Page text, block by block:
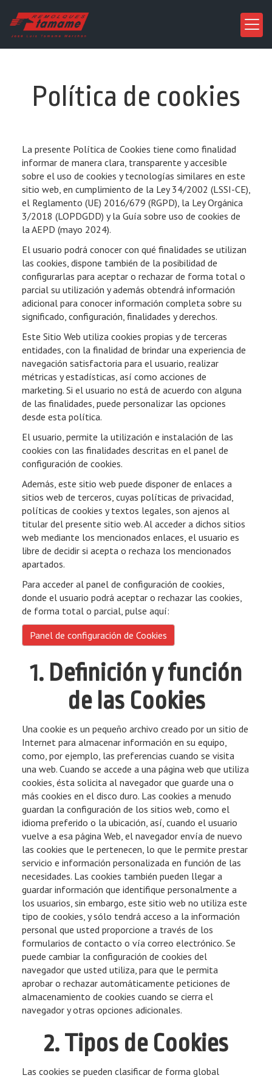
Política de cookies
La presente Política de Cookies tiene como finalidad
informar de manera clara, transparente y accesible
sobre el uso de cookies y tecnologías similares en este
sitio web, en cumplimiento de la Ley 34/2002 (LSSI-CE),
el Reglamento (UE) 2016/679 (RGPD), la Ley Orgánica
3/2018 (LOPDGDD) y la Guía sobre uso de cookies de
la AEPD (mayo 2024).
El usuario podrá conocer con qué finalidades se utilizan
las cookies, dispone también de la posibilidad de
configurarlas para aceptar o rechazar de forma total o
parcial su utilización y además obtendrá información
adicional para conocer información completa sobre su
significado, configuración, finalidades y derechos.
Este Sitio Web utiliza cookies propias y de terceras
entidades, con la finalidad de brindar una experiencia de
navegación satisfactoria para el usuario, realizar
métricas y estadísticas, así como acciones de
marketing. Si el usuario no está de acuerdo con alguna
de las finalidades, puede personalizar las opciones
desde esta política.
El usuario, permite la utilización e instalación de las
cookies con las finalidades descritas en el panel de
configuración de cookies.
Además, este sitio web puede disponer de enlaces a
sitios web de terceros, cuyas políticas de privacidad,
políticas de cookies y textos legales, son ajenos al
titular del presente sitio web. Al acceder a dichos sitios
web mediante los mencionados enlaces, el usuario es
libre de decidir si acepta o rechaza los mencionados
apartados.
Para acceder al panel de configuración de cookies,
donde el usuario podrá aceptar o rechazar las cookies,
de forma total o parcial, pulse aquí:
Panel de configuración de Cookies
1. Definición y función
de las Cookies
Una cookie es un pequeño archivo creado por un sitio de
Internet para almacenar información en su equipo,
como, por ejemplo, las preferencias cuando se visita
una web. Cuando se accede a una página web que utiliza
cookies, ésta solicita al navegador que guarde una o
más cookies en el disco duro. Las cookies a menudo
guardan la configuración de los sitios web, como el
idioma preferido o la ubicación, así, cuando el usuario
vuelve a esa página Web, el navegador envía de nuevo
las cookies que le pertenecen, lo que le permite prestar
servicio e información personalizada en función de las
necesidades. Las cookies también pueden llegar a
guardar información que identifique personalmente a
los usuarios, sin embargo, este sitio web no utiliza este
tipo de cookies, y sólo tendrá acceso a la información
personal que usted proporcione a través de los
formularios de contacto o vía correo electrónico. Se
puede cambiar la configuración de cookies del
navegador que usted utiliza, para que le permita
aprobar o rechazar automáticamente peticiones de
almacenamiento de cookies cuando se cierra el
navegador y otras opciones adicionales.
2. Tipos de Cookies
Las cookies se pueden clasificar de forma global